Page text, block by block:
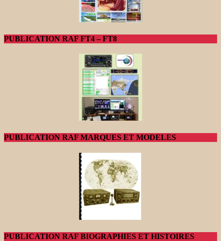
PUBLICATION RAF FT4 – FT8
PUBLICATION RAF MARQUES ET MODELES
PUBLICATION RAF BIOGRAPHIES ET HISTOIRES